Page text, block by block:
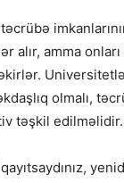
imkanlarının
alır, amma
olmalı,
təşkil edilməlidir.